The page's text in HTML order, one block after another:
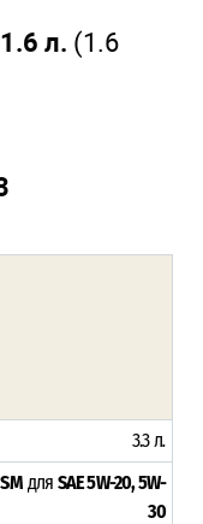
л. (1.6
3.3 л.
SMдля SAE 5W-20, 5W-
30